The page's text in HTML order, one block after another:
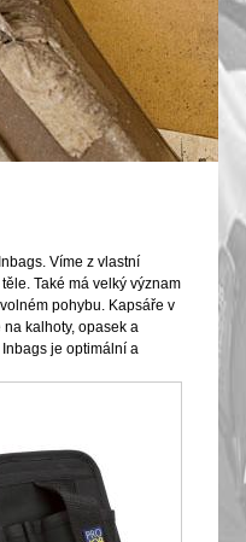
Víme z vlastní
Také má velký význam
pohybu. Kapsáře v
kalhoty, opasek a
je optimální a